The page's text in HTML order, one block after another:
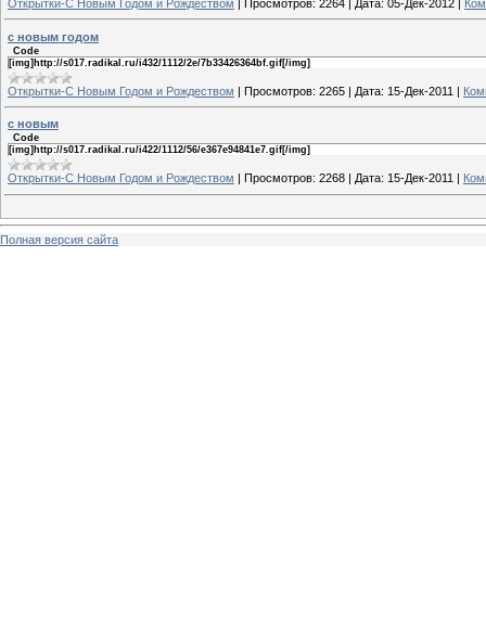
Открытки-С Новым Годом и Рождеством Просмотров: 2264 Дата: 05-Дек-2012
с новым годом
Code
[img]http://s017.radikal.ru/i432/1112/2e/7b33426364bf.gif[/img]
Открытки-С Новым Годом и Рождеством | Просмотров: 2265 | Дата: 15-Дек-2011 |
с новым
Code
[img]http://s017.radikal.ru/i422/1112/56/e367e94841e7.gif[/img]
Открытки-С Новым Годом и Рождеством Просмотров: 2268 Дата: 15-Дек-2011
Полная версия сайта